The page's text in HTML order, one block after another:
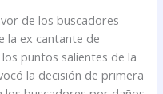
de los buscadores
la ex cantante de
puntos salientes de la
la decisión de primera